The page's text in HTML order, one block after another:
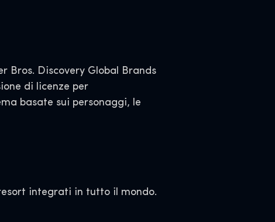
Bros. Discovery Global Brands
di licenze per
basate sui personaggi, le
integrati in tutto il mondo.